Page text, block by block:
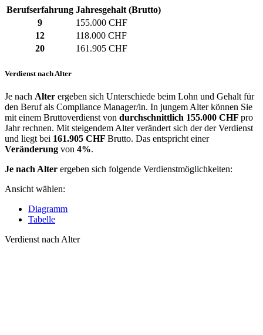
Berufserfahrung Jahresgehalt (Brutto)
9
155.000 CHF
12
118.000 CHF
20
161.905 CHF
Verdienst nach Alter
Je nach Alter ergeben sich Unterschiede beim Lohn und Gehalt für
den Beruf als Compliance Manager/in. In jungem Alter können Sie
mit einem Bruttoverdienst von durchschnittlich 155.000 CHF pro
Jahr rechnen. Mit steigendem Alter verändert sich der der Verdienst
und liegt bei 161.905 CHF Brutto. Das entspricht einer
Veränderung von 4%.
Je nach Alter ergeben sich folgende Verdienstmöglichkeiten:
Ansicht wählen:
Diagramm
Tabelle
Verdienst nach Alter